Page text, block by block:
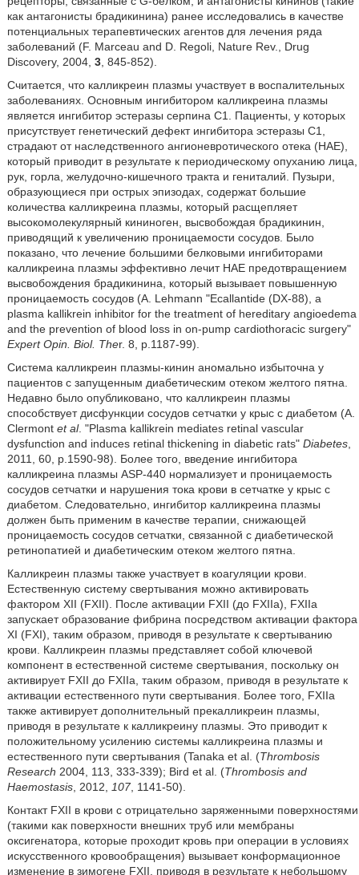
как антагонисты брадикинина) ранее исследовались в качестве
потенциальных терапевтических агентов для лечения ряда
заболеваний (F. Marceau and D. Regoli, Nature Rev., Drug
Discovery, 2004, 3, 845-852).
Считается, что калликреин плазмы участвует в воспалительных
заболеваниях. Основным ингибитором калликреина плазмы
является ингибитор эстеразы серпина C1. Пациенты, у которых
присутствует генетический дефект ингибитора эстеразы C1,
страдают от наследственного ангионевротического отека (HAE),
который приводит в результате к периодическому опуханию лица,
рук, горла, желудочно-кишечного тракта и гениталий. Пузыри,
образующиеся при острых эпизодах, содержат большие
количества калликреина плазмы, который расщепляет
высокомолекулярный кининоген, высвобождая брадикинин,
приводящий к увеличению проницаемости сосудов. Было
показано, что лечение большими белковыми ингибиторами
калликреина плазмы эффективно лечит HAE предотвращением
высвобождения брадикинина, который вызывает повышенную
проницаемость сосудов (A. Lehmann "Ecallantide (DX-88), a
plasma kallikrein inhibitor for the treatment of hereditary angioedema
and the prevention of blood loss in on-pump cardiothoracic surgery"
Expert Opin. Biol. Ther. 8, p.1187-99).
Система калликреин плазмы-кинин аномально избыточна у
пациентов с запущенным диабетическим отеком желтого пятна.
Недавно было опубликовано, что калликреин плазмы
способствует дисфункции сосудов сетчатки у крыс с диабетом (A.
Clermont et al. "Plasma kallikrein mediates retinal vascular
dysfunction and induces retinal thickening in diabetic rats" Diabetes,
2011, 60, p.1590-98). Более того, введение ингибитора
калликреина плазмы ASP-440 нормализует и проницаемость
сосудов сетчатки и нарушения тока крови в сетчатке у крыс с
диабетом. Следовательно, ингибитор калликреина плазмы
должен быть применим в качестве терапии, снижающей
проницаемость сосудов сетчатки, связанной с диабетической
ретинопатией и диабетическим отеком желтого пятна.
Калликреин плазмы также участвует в коагуляции крови.
Естественную систему свертывания можно активировать
фактором XII (FXII). После активации FXII (до FXIIa), FXIIa
запускает образование фибрина посредством активации фактора
XI (FXI), таким образом, приводя в результате к свертыванию
крови. Калликреин плазмы представляет собой ключевой
компонент в естественной системе свертывания, поскольку он
активирует FXII до FXIIa, таким образом, приводя в результате к
активации естественного пути свертывания. Более того, FXIIa
также активирует дополнительный прекалликреин плазмы,
приводя в результате к калликреину плазмы. Это приводит к
положительному усилению системы калликреина плазмы и
естественного пути свертывания (Tanaka et al. (Thrombosis
Research 2004, 113, 333-339); Bird et al. (Thrombosis and
Haemostasis, 2012, 107, 1141-50).
Контакт FXII в крови с отрицательно заряженными поверхностями
(такими как поверхности внешних труб или мембраны
оксигенатора, которые проходит кровь при операции в условиях
искусственного кровообращения) вызывает конформационное
изменение в зимогене FXII, приводя в результате к небольшому